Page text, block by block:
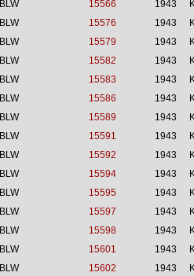
BLW
15566 1943
BLW
15576 1943
BLW
15579 1943
BLW
15582 1943
BLW
15583 1943
BLW
15586 1943
BLW
15589 1943
BLW
15591 1943
BLW
15592 1943
BLW
15594 1943
BLW
15595 1943
BLW
15597 1943
BLW
15598 1943
BLW
15601 1943
BLW
15602 1943